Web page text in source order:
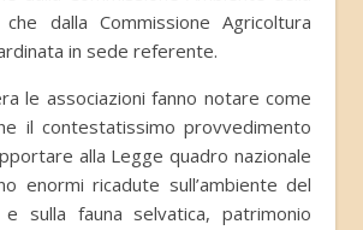
dalla Commissione Agricoltura
in sede referente.
le associazioni fanno notare come
il contestatissimo provvedimento
alla Legge quadro nazionale
enormi ricadute sull’ambiente del
sulla fauna selvatica, patrimonio